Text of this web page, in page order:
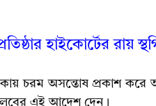
প্রতিষ্ঠার হাইকোর্টের
চরম অসন্তোষ প্রকাশ
তলবের এই আদেশ দেন।